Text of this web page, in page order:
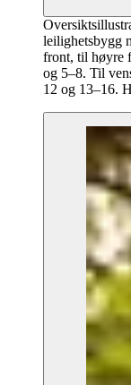
leilighetsbygg
front, til høyre
og 5–8. Til
12 og 13–16.